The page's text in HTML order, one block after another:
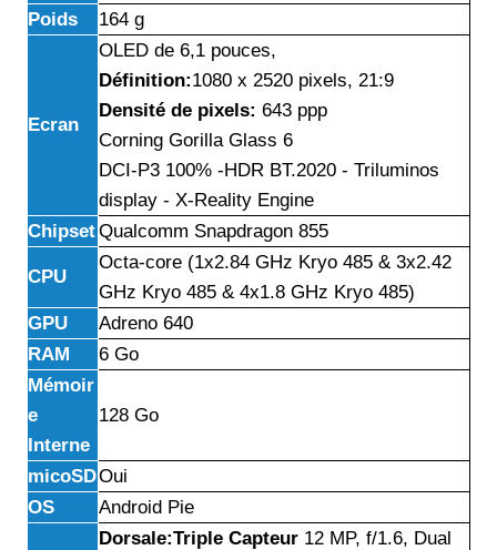
Poids 164 g
Ecran
OLED de 6,1 pouces,
Définition:1080 x 2520 pixels, 21:9
Densité de pixels: 643 ppp
Corning Gorilla Glass 6
DCI-P3 100% -HDR BT.2020 - Triluminos
display - X-Reality Engine
ChipsetQualcomm Snapdragon 855
CPU
Octa-core (1x2.84 GHz Kryo 485 & 3x2.42
GHz Kryo 485 & 4x1.8 GHz Kryo 485)
GPU
Adreno 640
RAM
6 Go
Mémoir
e
Interne
128 Go
micoSDOui
OS
Android Pie
Dorsale:Triple Capteur 12 MP, f/1.6, Dual